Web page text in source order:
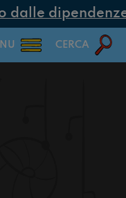
dipendenze
CERCA